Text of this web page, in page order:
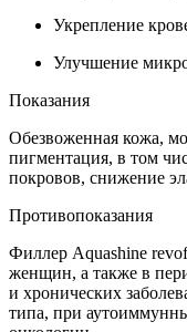
Укрепление
Улучшение
Показания
Обезвоженная кожа,
пигментация, в том
покровов, снижение
Противопоказания
Филлер Aquashine
женщин, а также в
и хронических
типа, при